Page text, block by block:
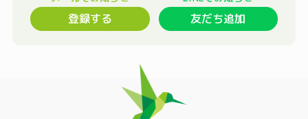
登録する 友だち追加